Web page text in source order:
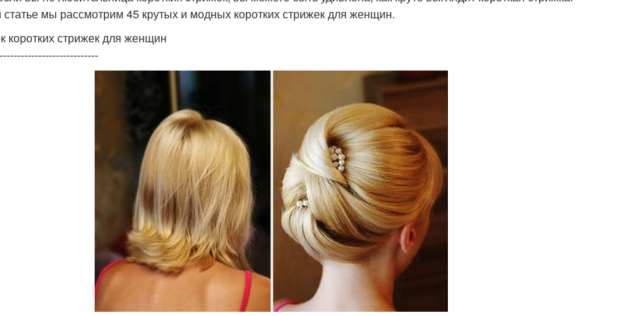
статье мы рассмотрим 45 крутых и модных коротких стрижек для женщин.
коротких стрижек для женщин